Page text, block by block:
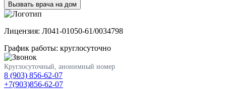
Вызвать врача на дом
Лицензия: Л041-01050-61/0034798
График работы: круглосуточно
Круглосуточный, анонимный номер
8 (903) 856-62-07
+7(903)856-62-07